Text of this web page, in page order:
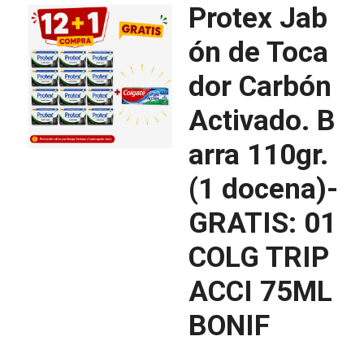
Protex Jab
ón de Toca
dor Carbón
Activado. B
arra 110gr.
(1 docena)-
GRATIS: 01
COLG TRIP
ACCI 75ML
BONIF